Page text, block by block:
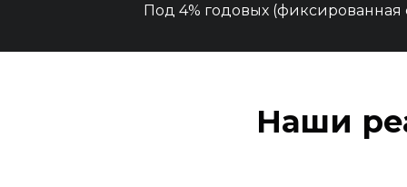
Под 4% годовых (фиксированная
Наши